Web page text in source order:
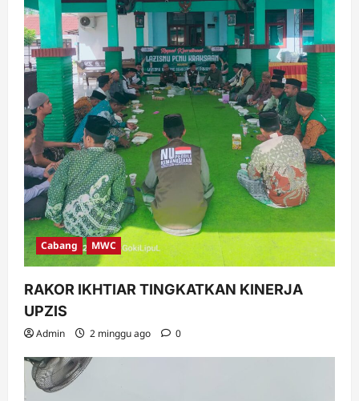
Cabang MWC
RAKOR IKHTIAR TINGKATKAN KINERJA
UPZIS
Admin 2 minggu ago 0